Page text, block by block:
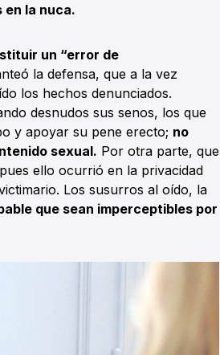
en la nuca.
un “error de
la defensa, que a la vez
los hechos denunciados.
desnudos sus senos, los que
y apoyar su pene erecto; no
sexual. Por otra parte, que
ello ocurrió en la privacidad
Los susurros al oído, la
que sean imperceptibles por